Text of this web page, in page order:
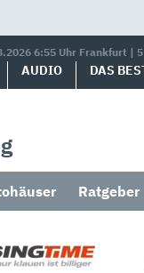
6:55 Uhr Frankfurt |
AUDIO DAS
Ratgeber